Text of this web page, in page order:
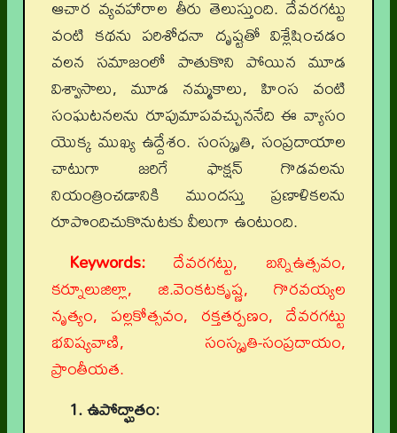
ఆచార వ్యవహారాల తీరు తెలుస్తుంది. దేవరగట్టు
వంటి కథను పరిశోధనా దృష్టతో విశ్లేషించడం
వలన సమాజంలో పాతుకొని పోయిన మూడ
విశ్వాసాలు, మూడ నమ్మకాలు, హింస వంటి
సంఘటనలను రూపుమాపవచ్చుననేది ఈ వ్యాసం
యొక్క ముఖ్య ఉద్దేశం. సంస్కృతి, సంప్రదాయాల
చాటుగా జరిగే ఫాక్షన్ గొడవలను
నియంత్రించడానికి ముందస్తు ప్రణాళికలను
రూపొందిచుకొనుటకు వీలుగా ఉంటుంది.
Keywords: దేవరగట్టు, బన్నిఉత్సవం,
కర్నూలుజిల్లా, జి.వెంకటకృష్ణ, గొరవయ్యల
నృత్యం, పల్లకోత్సవం, రక్తతర్పణం, దేవరగట్టు
భవిష్యవాణి, సంస్కృతి-సంప్రదాయం,
ప్రాంతీయత.
1. ఉపోద్ఘాతం: